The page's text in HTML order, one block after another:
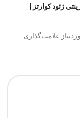
ژئود کوارتز |
علامت‌گذاری